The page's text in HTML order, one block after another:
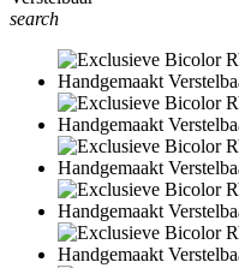
search